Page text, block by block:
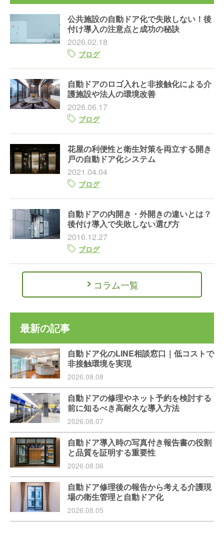
公共施設の自動ドア化で失敗しない！後
付け導入の注意点と成功の秘訣
2026.02.18
ブログ
自動ドアのロゴ入れと非接触化による介
護施設や法人の環境改善
2026.06.17
ブログ
花屋の利便性と衛生対策を両立する開き
戸の自動ドア化システム
2021.04.04
ブログ
自動ドアの内開き・外開きの違いとは？
後付け導入で失敗しない選び方
2016.12.27
ブログ
コラム一覧
最新の記事
自動ドア化のLINE相談窓口｜低コストで
非接触環境を実現
2026.08.08
自動ドアの修理やネット予約を検討する
前に知るべき高耐久な導入方法
2026.08.07
自動ドア導入時の写真付き報告書の役割
と品質を証明する重要性
2026.08.06
自動ドア修理後の報告から考える介護現
場の衛生管理と自動ドア化
2026.08.05